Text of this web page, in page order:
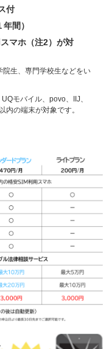
付
間）
マホ（注2）が対
生、専門学校生などをい
モバイル、povo、IIJ、
内の端末が対象です。